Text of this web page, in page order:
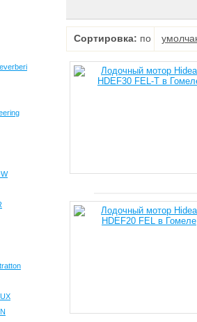
Сортировка: по